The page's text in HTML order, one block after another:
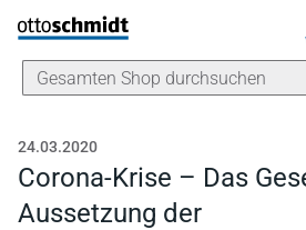
Direkt zum Inhalt
24.03.2020
Corona-Krise – Das
Aussetzung der